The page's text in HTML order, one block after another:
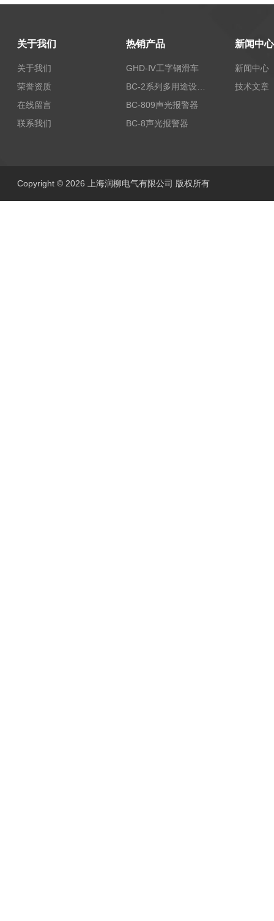
关于我们
关于我们
荣誉资质
在线留言
联系我们
热销产品
GHD-Ⅳ工字钢滑车
BC-809声光报警器
BC-8声光报警器
新闻中心
新闻中心
技术文章
Copyright © 2026 上海润柳电气有限公司 版权所有